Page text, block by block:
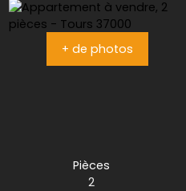
+ de photos
Pièces
2